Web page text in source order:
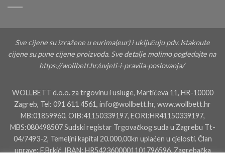
Sve cijene su izražene u eurima(eur) i uključuju pdv. Istaknute
cijene su pune cijene proizvoda. Sve detalje molimo pogledajte na
https://wollbett.hr/uvjeti-i-pravila-poslovanja/
WOLLBETT d.o.o. za trgovinu i usluge, Martićeva 11, HR-10000
Zagreb, Tel: 091 611 4561, info@wollbett.hr, www.wollbett.hr
MB:01859960, OIB:41150339197, EORI:HR41150339197,
MBS:080498507 Sudski registar Trgovačkog suda u Zagrebu Tt-
04/7493-2, Temeljni kapital 20.000,00kn uplaćen u cjelosti. Član
uprave: F.Brkić IBAN: HR5423600001101796596, Zagrebačka